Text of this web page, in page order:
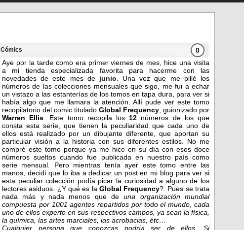
Cómics
0
Aye por la tarde como era primer viernes de mes, hice una visita
a mi tienda especializada favorita para hacerme con las
novedades de este mes de junio . Una vez que me pillé los
números de las colecciones mensuales que sigo, me fui a echar
un vistazo a las estanterías de los tomos en tapa dura, para ver si
había algo que me llamara la atención. Allí pude ver este tomo
recopilatorio del comic titulado Global Frequency , guionizado por
Warren Ellis . Este tomo recopila los 12 números de los que
consta esta serie, que tienen la peculiaridad que cada uno de
ellos está realizado por un dibujante diferente, que aportan su
particular visión a la historia con sus diferentes estilos. No me
compré este tomo porque ya me hice en su día con esos doce
números sueltos cuando fue publicada en nuestro país como
serie mensual. Pero mientras tenía ayer este tomo entre las
manos, decidí que lo iba a dedicar un post en mi blog para ver si
esta peculiar colección podía picar la curiosidad a alguno de los
lectores asiduos. ¿Y qué es la Global Frequency?. Pues se trata
nada más y nada menos que deuna organización mundial
compuesta por 1001 agentes repartidos por todo el mundo, cada
uno de ellos experto en sus respectivos campos, ya sean la física,
la química, las artes marciales, las acrobacias, étc…
Cualquier persona que conozcas podría ser de ellos. Si